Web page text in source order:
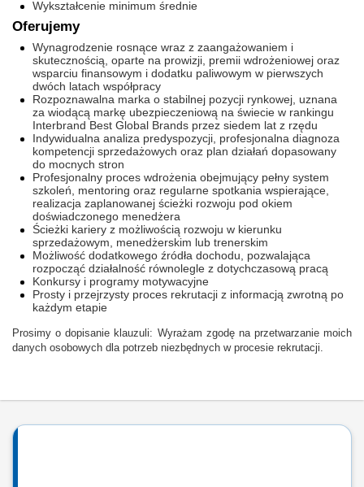
Wykształcenie minimum średnie
Oferujemy
Wynagrodzenie rosnące wraz z zaangażowaniem i
skutecznością, oparte na prowizji, premii wdrożeniowej oraz
wsparciu finansowym i dodatku paliwowym w pierwszych
dwóch latach współpracy
Rozpoznawalna marka o stabilnej pozycji rynkowej, uznana
za wiodącą markę ubezpieczeniową na świecie w rankingu
Interbrand Best Global Brands przez siedem lat z rzędu
Indywidualna analiza predyspozycji, profesjonalna diagnoza
kompetencji sprzedażowych oraz plan działań dopasowany
do mocnych stron
Profesjonalny proces wdrożenia obejmujący pełny system
szkoleń, mentoring oraz regularne spotkania wspierające,
realizacja zaplanowanej ścieżki rozwoju pod okiem
doświadczonego menedżera
Ścieżki kariery z możliwością rozwoju w kierunku
sprzedażowym, menedżerskim lub trenerskim
Możliwość dodatkowego źródła dochodu, pozwalająca
rozpocząć działalność równolegle z dotychczasową pracą
Konkursy i programy motywacyjne
Prosty i przejrzysty proces rekrutacji z informacją zwrotną po
każdym etapie
Prosimy o dopisanie klauzuli: Wyrażam zgodę na przetwarzanie moich
danych osobowych dla potrzeb niezbędnych w procesie rekrutacji.